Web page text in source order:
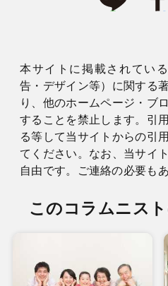
本サイトに掲載されてい
告・デザイン等）に関する
り、他のホームページ・ブ
することを禁止します。引
る等して当サイトからの引
てください。なお、当サイ
自由です。ご連絡の必要も
このコラムニス